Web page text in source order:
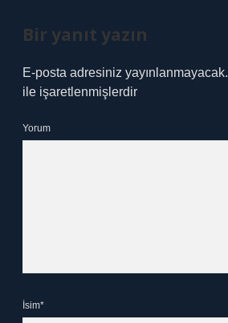
Bir yanıt yazın
E-posta adresiniz yayınlanmayacak.
ile işaretlenmişlerdir
Yorum
İsim*